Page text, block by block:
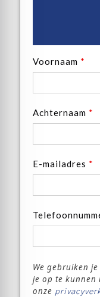
Voornaam *
Achternaam *
E-mailadres *
We gebruiken
je op te kunnen
onze